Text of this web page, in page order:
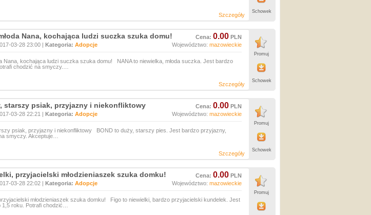
Szczegóły
Schowek
Nana, kochająca ludzi suczka szuka domu! Cena: 0.00 PLN
03-28 23:00 | Kategoria: Adopcje Województwo: mazowieckie
Nana, kochająca ludzi suczka szuka domu! NANA to niewielka, młoda suczka. Jest bardzo
chodzić na smyczy.…
Szczegóły
Promuj
Schowek
starszy psiak, przyjazny i niekonfliktowy Cena: 0.00 PLN
03-28 22:21 | Kategoria: Adopcje Województwo: mazowieckie
psiak, przyjazny i niekonfliktowy BOND to duży, starszy pies. Jest bardzo przyjazny,
smyczy. Akceptuje…
Szczegóły
Promuj
Schowek
przyjacielski młodzieniaszek szuka domku! Cena: 0.00 PLN
03-28 22:02 | Kategoria: Adopcje Województwo: mazowieckie
młodzieniaszek szuka domku! Figo to niewielki, bardzo przyjacielski kundelek. Jest
1,5 roku. Potrafi chodzić…
Promuj